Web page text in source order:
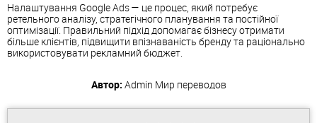
Налаштування Google Ads — це процес, який потребує
ретельного аналізу, стратегічного планування та постійної
оптимізації. Правильний підхід допомагає бізнесу отримати
більше клієнтів, підвищити впізнаваність бренду та раціонально
використовувати рекламний бюджет.
Автор: Admin Мир переводов